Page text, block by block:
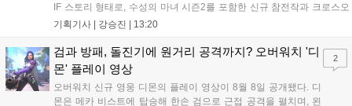
IF 스토리 형태로, 수성의 마녀 시즌2를 포함한 신규 참전작과 크로스오
버 합체기를 선보이며 작품을 완결 짓는다. 기존 연출의 한계와 로봇 게
구현하며 시리즈의 미래를 향한 새로운 가능성을 제시했다....
기획기사 | 강승진 13:20
검과 방패, 돌진기에 원거리 공격까지? 오버워치 '디
몬' 플레이 영상
오버워치 신규 영웅 디몬의 플레이 영상이 8월 8일 공개됐다. 디
몬은 메카 비스트에 탑승해 한손 검으로 근접 공격을 펼치며, 왼
2